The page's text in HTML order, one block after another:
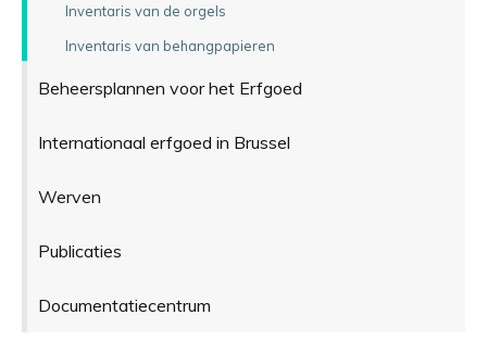
Inventaris van de orgels
Inventaris van behangpapieren
Beheersplannen voor het Erfgoed
Internationaal erfgoed in Brussel
Werven
Publicaties
Documentatiecentrum